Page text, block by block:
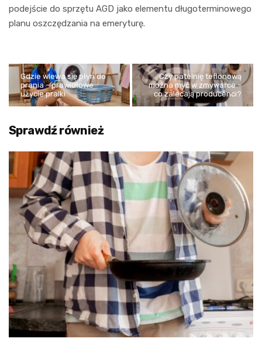
podejście do sprzętu AGD jako elementu długoterminowego
planu oszczędzania na emeryturę.
Gdzie wlewa się płyn do
prania – prawidłowe
użycie pralki
Czy patelnię teflonową
można myć w zmywarce –
co zalecają producenci?
Sprawdź również